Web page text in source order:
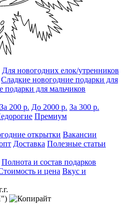
Для новогодних елок/утренников
Сладкие новогодние подарки для
подарки для мальчиков
За 200 р. До 2000 р. За 300 р.
Премиум
открытки Вакансии
Доставка Полезные статьи
Полнота и состав подарков
и цена Вкус и